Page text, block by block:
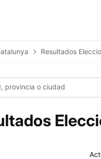
Resultados
provincia o ciudad